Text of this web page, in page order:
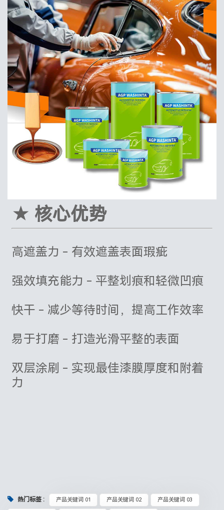
★ 核心优势
高遮盖力 - 有效遮盖表面瑕疵
强效填充能力 - 平整划痕和轻微凹痕
快干 - 减少等待时间，提高工作效率
易于打磨 - 打造光滑平整的表面
双层涂刷 - 实现最佳漆膜厚度和附着
力
热门标签 : 产品关键词 01 产品关键词 02 产品关键词 03